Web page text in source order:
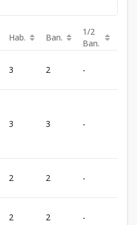
Hab. Ban.
1/2
Ban.
3 2 -
3 3 -
2 2 -
2 2 -